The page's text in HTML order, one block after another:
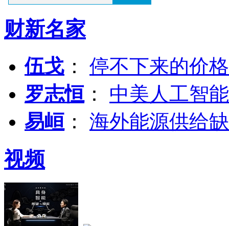
财新名家
伍戈 ： 停不下来的价
罗志恒 ： 中美人工智
易峘 ： 海外能源供给
视频